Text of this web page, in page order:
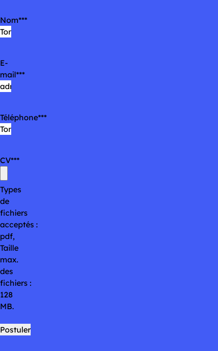
Nom*
E-
mail*
Téléphone*
CV*
Types
de
fichiers
acceptés :
pdf,
Taille
max.
des
fichiers :
128
MB.